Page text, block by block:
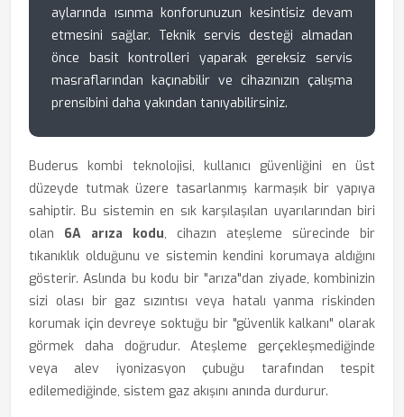
aylarında ısınma konforunuzun kesintisiz devam
etmesini sağlar. Teknik servis desteği almadan
önce basit kontrolleri yaparak gereksiz servis
masraflarından kaçınabilir ve cihazınızın çalışma
prensibini daha yakından tanıyabilirsiniz.
Buderus kombi teknolojisi, kullanıcı güvenliğini en üst
düzeyde tutmak üzere tasarlanmış karmaşık bir yapıya
sahiptir. Bu sistemin en sık karşılaşılan uyarılarından biri
olan 6A arıza kodu, cihazın ateşleme sürecinde bir
tıkanıklık olduğunu ve sistemin kendini korumaya aldığını
gösterir. Aslında bu kodu bir "arıza"dan ziyade, kombinizin
sizi olası bir gaz sızıntısı veya hatalı yanma riskinden
korumak için devreye soktuğu bir "güvenlik kalkanı" olarak
görmek daha doğrudur. Ateşleme gerçekleşmediğinde
veya alev iyonizasyon çubuğu tarafından tespit
edilemediğinde, sistem gaz akışını anında durdurur.